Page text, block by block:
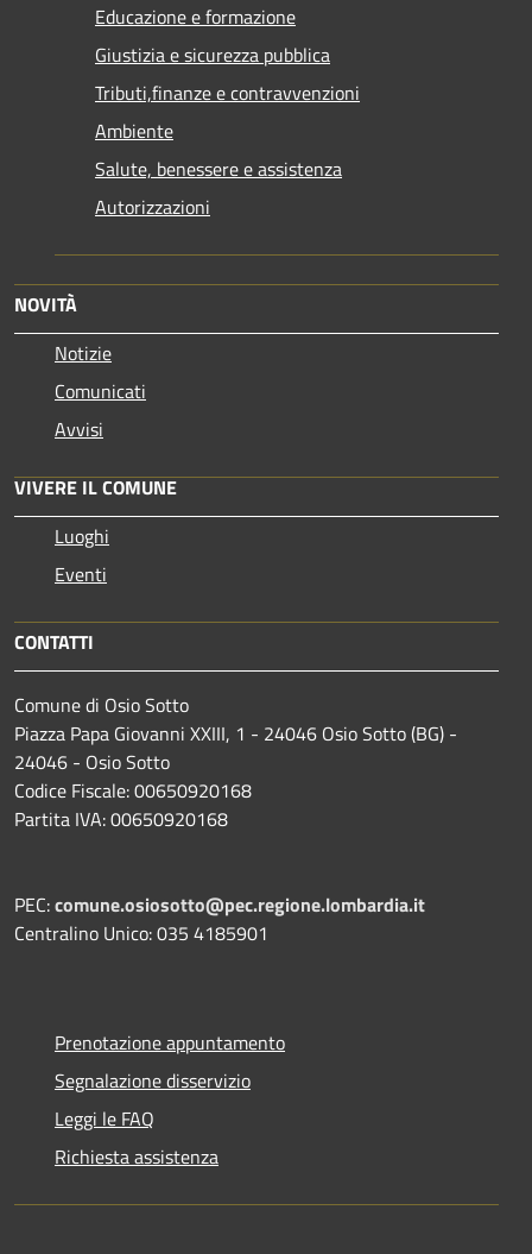
Educazione e formazione
Giustizia e sicurezza pubblica
Tributi,finanze e contravvenzioni
Ambiente
Salute, benessere e assistenza
Autorizzazioni
NOVITÀ
Notizie
Comunicati
Avvisi
VIVERE IL COMUNE
Luoghi
Eventi
CONTATTI
Comune di Osio Sotto
Piazza Papa Giovanni XXIII, 1 - 24046 Osio Sotto (BG) -
24046 - Osio Sotto
Codice Fiscale: 00650920168
Partita IVA: 00650920168
PEC:comune.osiosotto@pec.regione.lombardia.it
Centralino Unico: 035 4185901
Prenotazione appuntamento
Segnalazione disservizio
Leggi le FAQ
Richiesta assistenza